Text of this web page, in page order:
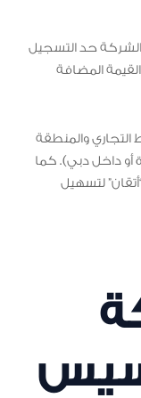
الشركة حد التسجيل
المضافة
التجاري والمنطقة
داخل دبي). كما
لتسهيل